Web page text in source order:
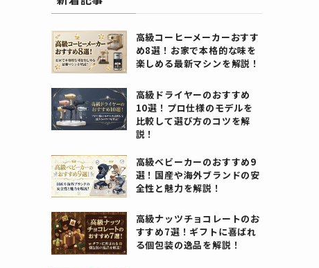
高級コーヒーメーカーおすす
め8選！お家で本格的な味を
楽しめる最新マシンを解説！
高級ドライヤーのおすすめ
10選！プロ仕様のモデルを
比較して選び方のコツを解
説！
高級ベビーカーのおすすめ9
選！国産や海外ブランドの安
全性と魅力を解説！
高級ナッツチョコレートのお
すすめ7選！ギフトに喜ばれ
る個包装の逸品を解説！